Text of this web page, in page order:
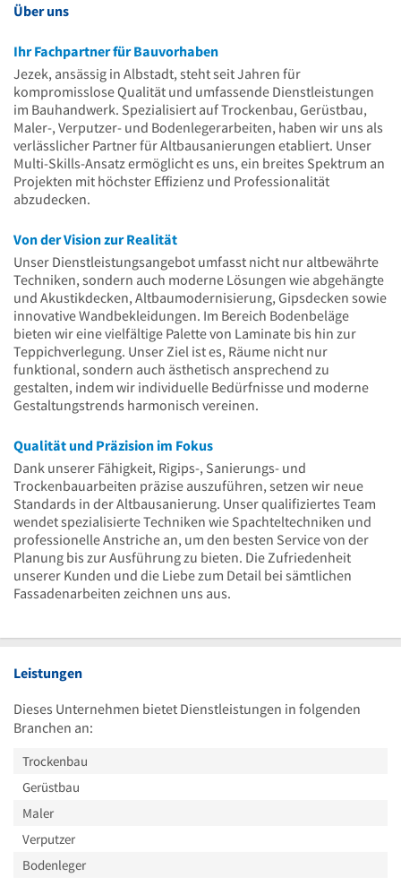
Über uns
Ihr Fachpartner für Bauvorhaben
Jezek, ansässig in Albstadt, steht seit Jahren für
kompromisslose Qualität und umfassende Dienstleistungen
im Bauhandwerk. Spezialisiert auf Trockenbau, Gerüstbau,
Maler-, Verputzer- und Bodenlegerarbeiten, haben wir uns als
verlässlicher Partner für Altbausanierungen etabliert. Unser
Multi-Skills-Ansatz ermöglicht es uns, ein breites Spektrum an
Projekten mit höchster Effizienz und Professionalität
abzudecken.
Von der Vision zur Realität
Unser Dienstleistungsangebot umfasst nicht nur altbewährte
Techniken, sondern auch moderne Lösungen wie abgehängte
und Akustikdecken, Altbaumodernisierung, Gipsdecken sowie
innovative Wandbekleidungen. Im Bereich Bodenbeläge
bieten wir eine vielfältige Palette von Laminate bis hin zur
Teppichverlegung. Unser Ziel ist es, Räume nicht nur
funktional, sondern auch ästhetisch ansprechend zu
gestalten, indem wir individuelle Bedürfnisse und moderne
Gestaltungstrends harmonisch vereinen.
Qualität und Präzision im Fokus
Dank unserer Fähigkeit, Rigips-, Sanierungs- und
Trockenbauarbeiten präzise auszuführen, setzen wir neue
Standards in der Altbausanierung. Unser qualifiziertes Team
wendet spezialisierte Techniken wie Spachteltechniken und
professionelle Anstriche an, um den besten Service von der
Planung bis zur Ausführung zu bieten. Die Zufriedenheit
unserer Kunden und die Liebe zum Detail bei sämtlichen
Fassadenarbeiten zeichnen uns aus.
Leistungen
Dieses Unternehmen bietet Dienstleistungen in folgenden
Branchen an:
Trockenbau
Gerüstbau
Maler
Verputzer
Bodenleger